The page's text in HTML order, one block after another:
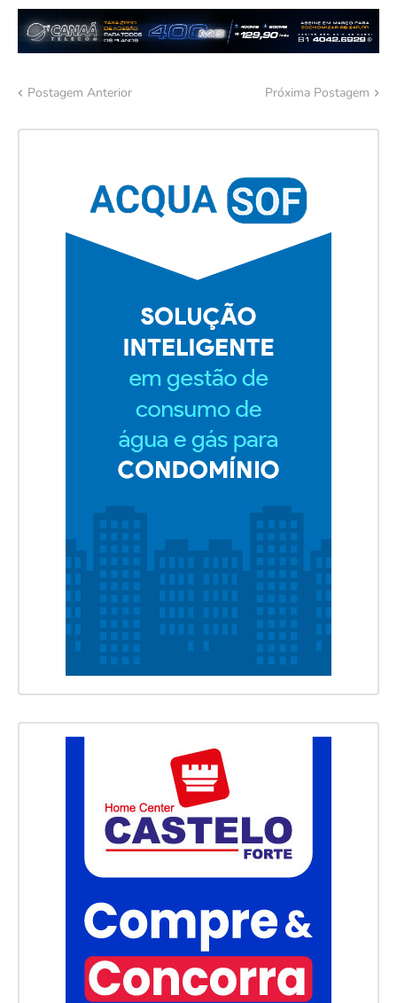
Postagem Anterior Próxima Postagem